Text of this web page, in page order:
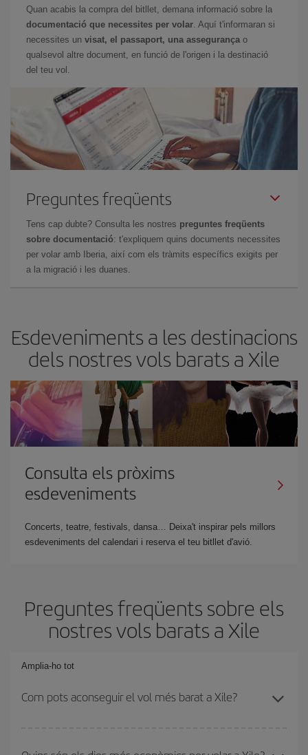
Quan acabis la compra del bitllet, demana informació sobre la
documentació que necessites per volar . Aquí t'informaran si
necessites un visat, el passaport, una assegurança o
qualsevol altre document, en funció de l'origen i la destinació
del teu vol.
Preguntes freqüents
Tens cap dubte? Consulta les nostres preguntes freqüents
sobre documentació: t'expliquem quins documents necessites
per volar amb Iberia, així com els tràmits específics exigits per
a la migració i les duanes.
Esdeveniments a les destinacions
dels nostres vols barats a Xile
Consulta els pròxims
esdeveniments
Concerts, teatre, festivals, dansa… Deixa't inspirar pels millors
esdeveniments del calendari i reserva el teu bitllet d'avió.
Preguntes freqüents sobre els
nostres vols barats a Xile
Amplia-ho tot
Com pots aconseguir el vol més barat a Xile?
barat. Per aconseguir-ho, cal evitar les temporades altes, comprar